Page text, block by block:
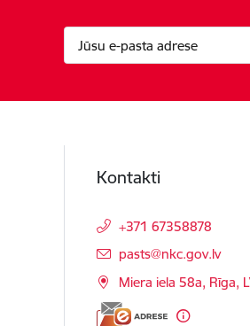
Kontakti
+371 67358878
E-pasts:
pasts@nkc.gov.lv
Miera iela 58a, Rīga,